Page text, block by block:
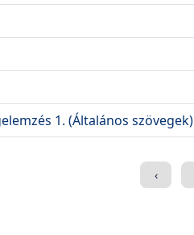
1. (Általános szövegek)
‹